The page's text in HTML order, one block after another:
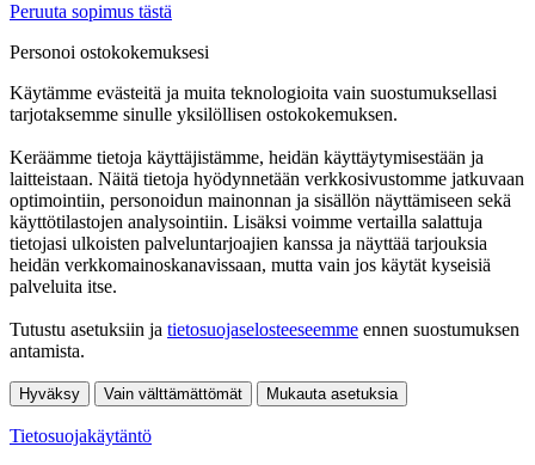
Peruuta sopimus tästä
Personoi ostokokemuksesi
Käytämme evästeitä ja muita teknologioita vain suostumuksellasi
tarjotaksemme sinulle yksilöllisen ostokokemuksen.
Keräämme tietoja käyttäjistämme, heidän käyttäytymisestään ja
laitteistaan. Näitä tietoja hyödynnetään verkkosivustomme jatkuvaan
optimointiin, personoidun mainonnan ja sisällön näyttämiseen sekä
käyttötilastojen analysointiin. Lisäksi voimme vertailla salattuja
tietojasi ulkoisten palveluntarjoajien kanssa ja näyttää tarjouksia
heidän verkkomainoskanavissaan, mutta vain jos käytät kyseisiä
palveluita itse.
Tutustu asetuksiin ja tietosuojaselosteeseemme ennen suostumuksen
antamista.
Hyväksy Vain välttämättömät Mukauta asetuksia
Tietosuojakäytäntö